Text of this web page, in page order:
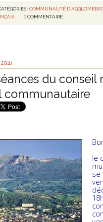
:COMMUNAUTÉ
0 COMMENTAIRE
du conseil
communautaire
le
se